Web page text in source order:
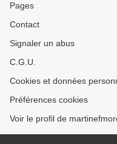
Pages
Contact
Signaler un abus
C.G.U.
Cookies et données
Préférences cookies
Voir le profil de